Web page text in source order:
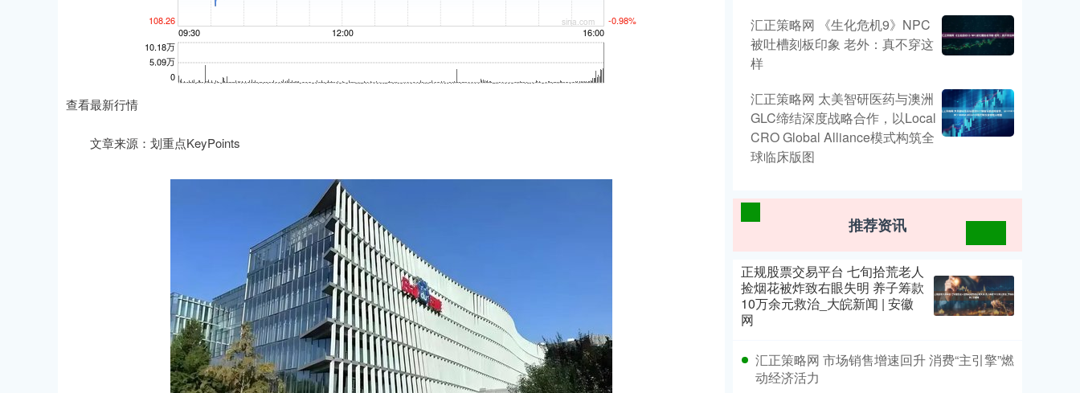
查看最新行情
文章来源：划重点KeyPoints
汇正策略网 《生化危机9》NPC
被吐槽刻板印象 老外：真不穿这
样
汇正策略网 太美智研医药与澳洲
GLC缔结深度战略合作，以Local
CRO Global Alliance模式构筑全
球临床版图
推荐资讯
正规股票交易平台 七旬拾荒老人
捡烟花被炸致右眼失明 养子筹款
10万余元救治_大皖新闻 | 安徽
网
汇正策略网 市场销售增速回升 消费“主引擎”燃
动经济活力